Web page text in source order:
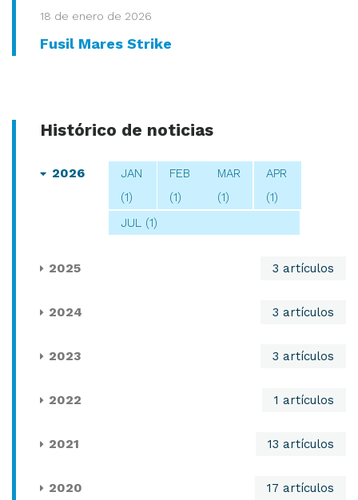
18 de enero de 2026
Fusil Mares Strike
Histórico de noticias
2026
JAN
(1)
FEB
(1)
MAR
(1)
APR
(1)
JUL (1)
2025 3 artículos
2024 3 artículos
2023 3 artículos
2022 1 artículos
2021 13 artículos
2020 17 artículos